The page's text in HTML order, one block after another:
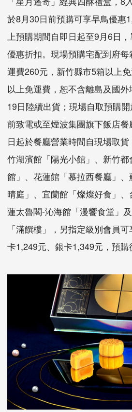
於8月30日前預購可享早鳥優惠
上預購期間自即日起至9月6日 ，
優惠折扣。 現場預購宅配到府每
運費260元，新竹縣市5箱以上免
以上免運費， 恕不含離島及國外
19日陸續出貨 ； 現場自取預購
前致電或至煙波集團旗下飯店餐
日起於餐廳營業時間自現場取貨
竹湖濱館 「陽光小館 」 、新竹都
館」、花蓮館 「慕拉西餐廳」、
晴庭 」、宜蘭館 「燦燦好食 」
蓮太魯閣-沁海館 「漫饗食堂」
「滿饌樓 」 ， 另指定級別會員
卡1,249元、銀卡1,349元，預購